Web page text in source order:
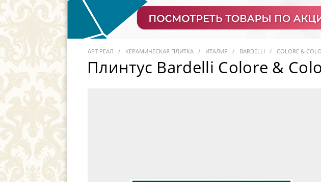
АРТ РЕАЛ КЕРАМИЧЕСКАЯ ПЛИТКА ИТАЛИЯ BARDELLI COLORE &
Плинтус Bardelli Colore &